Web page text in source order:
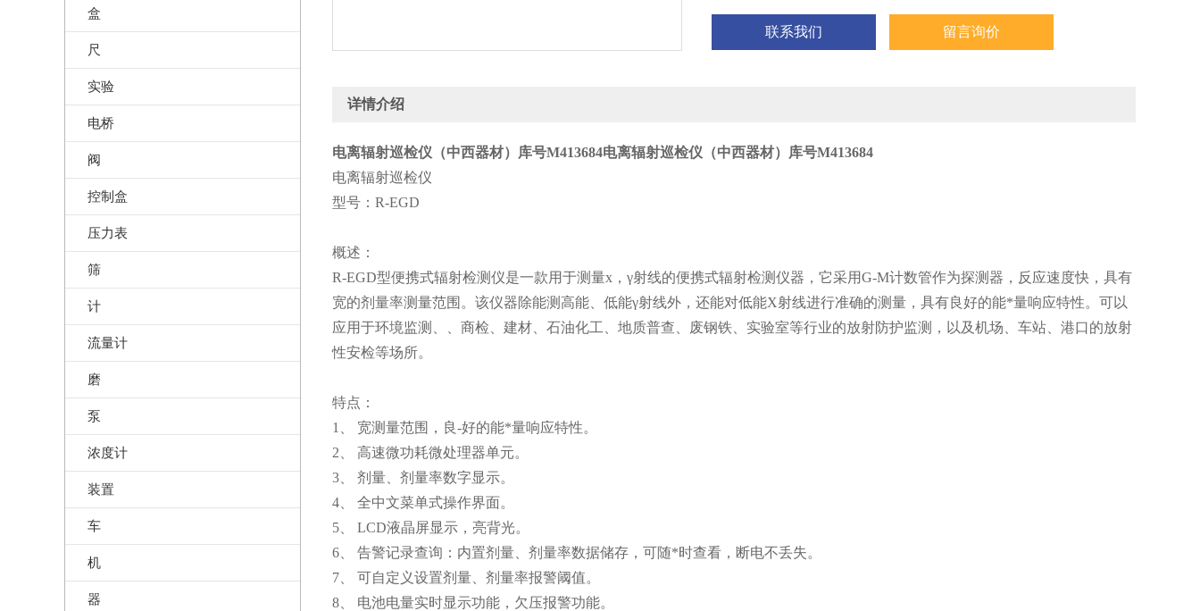
盒
尺
实验
电桥
阀
控制盒
压力表
筛
计
流量计
磨
泵
浓度计
装置
车
机
器
联系我们 留言询价
详情介绍
电离辐射巡检仪（中西器材）库号M413684电离辐射巡检仪（中西器材）库号M413684
电离辐射巡检仪
型号：R-EGD
概述：
R-EGD型便携式辐射检测仪是一款用于测量x，γ射线的便携式辐射检测仪器，它采用G-M计数管作为探测器，反应速度快，具有
宽的剂量率测量范围。该仪器除能测高能、低能γ射线外，还能对低能X射线进行准确的测量，具有良好的能*量响应特性。可以
应用于环境监测、、商检、建材、石油化工、地质普查、废钢铁、实验室等行业的放射防护监测，以及机场、车站、港口的放射
性安检等场所。
特点：
1、 宽测量范围，良-好的能*量响应特性。
2、 高速微功耗微处理器单元。
3、 剂量、剂量率数字显示。
4、 全中文菜单式操作界面。
5、 LCD液晶屏显示，亮背光。
6、 告警记录查询：内置剂量、剂量率数据储存，可随*时查看，断电不丢失。
7、 可自定义设置剂量、剂量率报警阈值。
8、 电池电量实时显示功能，欠压报警功能。